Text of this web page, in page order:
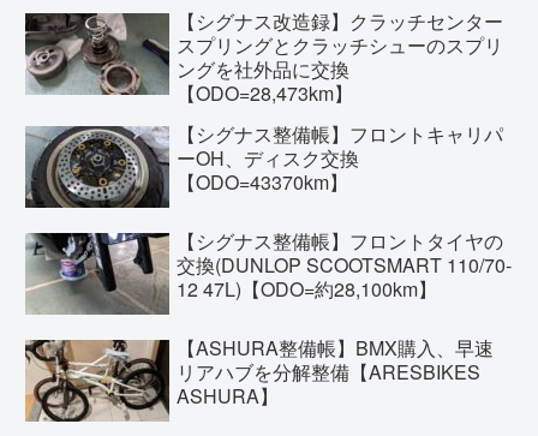
【シグナス改造録】クラッチセンター
スプリングとクラッチシューのスプリ
ングを社外品に交換
【ODO=28,473km】
【シグナス整備帳】フロントキャリパ
ーOH、ディスク交換
【ODO=43370km】
【シグナス整備帳】フロントタイヤの
交換(DUNLOP SCOOTSMART 110/70-
12 47L)【ODO=約28,100km】
【ASHURA整備帳】BMX購入、早速
リアハブを分解整備【ARESBIKES
ASHURA】